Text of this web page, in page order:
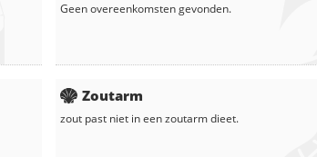
Geen overeenkomsten gevonden.
Zoutarm
zout past niet in een zoutarm dieet.